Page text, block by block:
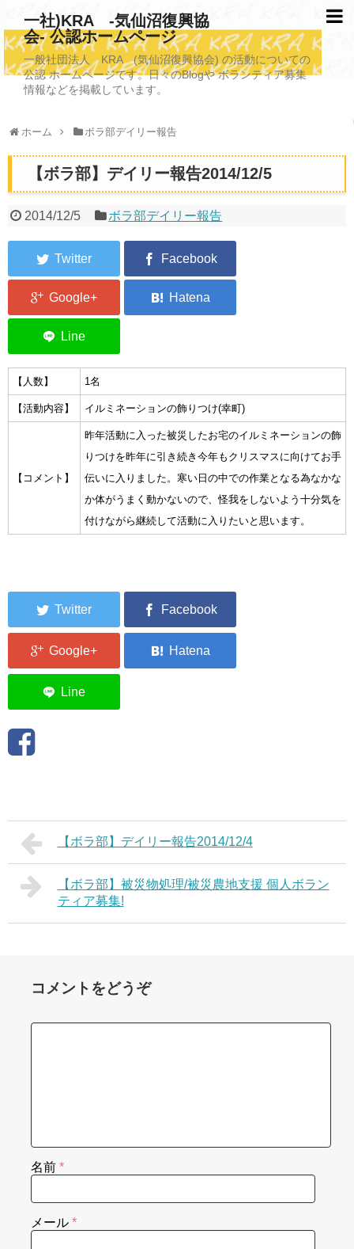
一社)KRA -気仙沼復興協
会- 公認ホームページ
一般社団法人 KRA (気仙沼復興協会) の活動についての
公認 ホームページです。日々のBlogや ボランティア募集
情報などを掲載しています。
ホーム ボラ部デイリー報告
【ボラ部】デイリー報告2014/12/5
2014/12/5 ボラ部デイリー報告
【人数】 1名
【活動内容】 イルミネーションの飾りつけ(幸町)
【コメント】
昨年活動に入った被災したお宅のイルミネーションの飾
りつけを昨年に引き続き今年もクリスマスに向けてお手
伝いに入りました。寒い日の中での作業となる為なかな
か体がうまく動かないので、怪我をしないよう十分気を
付けながら継続して活動に入りたいと思います。
【ボラ部】デイリー報告2014/12/4
【ボラ部】被災物処理/被災農地支援 個人ボラン
ティア募集!
コメントをどうぞ
名前 *
メール *
TOPページ
KRAについて
写真救済事業
福祉事業
埋蔵発掘/資料整備事業
2026年3月11日捜索活動ボランティア募集 NEW
集中捜索活動の記録
ボランティア募集要項
ボランティアさん集合写真館
被災者支援活動【休止中】
港町の縫いっ娘ぶらぐ
KRA BLOG
お問い合わせ